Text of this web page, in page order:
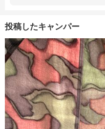
投稿したキャンパー